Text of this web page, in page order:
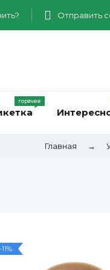
Отправить
Главная →
-11%